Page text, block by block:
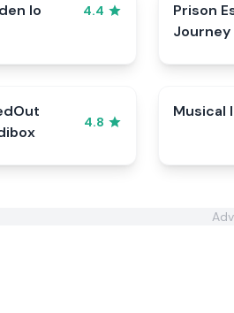
Io 4.4
Prison
Journey
4.8
Musical